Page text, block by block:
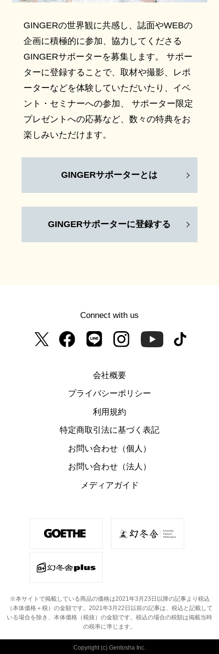
GINGERの世界観に共感し、誌面やWEBの
企画に積極的に参加、協力してくださる
GINGERサポーターを募集します。 サポー
ターに登録することで、取材や撮影、レポ
ーターなどを体験していただいたり、イベ
ント・セミナーへの参加、 サポーター限定
プレゼントへの応募など、数々の特典をお
楽しみいただけます。
GINGERサポーターとは
GINGERサポーターに登録する
Connect with us
会社概要
プライバシーポリシー
利用規約
特定商取引法に基づく表記
お問い合わせ（個人）
お問い合わせ（法人）
メディアガイド
※本サイトで掲載している商品の価格は2021年3月23日以降の記事より税込
（本体価格＋税）の金額です。 2021年3月22日以前の記事は、税込と記載して
いる場合を除き、本体価格（税抜）の金額です。 税込の場合の税額は掲載当時
の税率に準じます。
Copyright (c) Gentosha Inc.